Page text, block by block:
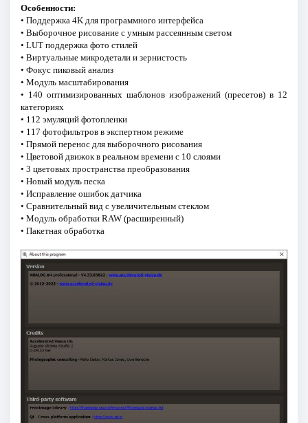
Особенности:
• Поддержка 4K для программного интерфейса
• Выборочное рисование с умным рассеянным светом
• LUT поддержка фото стилей
• Виртуальные микродетали и зернистость
• Фокус пиковый анализ
• Модуль масштабирования
• 140 оптимизированных шаблонов изображений (пресетов) в 12
категориях
• 112 эмуляций фотопленки
• 117 фотофильтров в экспертном режиме
• Прямой перенос для выборочного рисования
• Цветовой движок в реальном времени с 10 слоями
• 3 цветовых пространства преобразования
• Новый модуль песка
• Исправление ошибок датчика
• Сравнительный вид с увеличительным стеклом
• Модуль обработки RAW (расширенный)
• Пакетная обработка